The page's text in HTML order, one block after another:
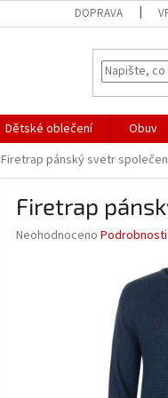
DOPRAVA
Dětské oblečení Obuv
Firetrap pánský svetr
Firetrap
Průměrné
Neohodnoceno